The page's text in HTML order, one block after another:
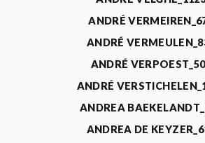
ANDRÉ
ANDRÉ
ANDRÉ
ANDRÉ
ANDREA
ANDREA DE